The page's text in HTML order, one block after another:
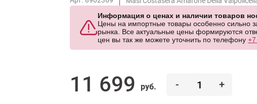
Информация о ценах и наличии товаров
Цены на импортные товары особенно сильно
рынка. Все актуальные цены формируются
цен вы так же можете уточнить по телефону
11 699 руб. - +